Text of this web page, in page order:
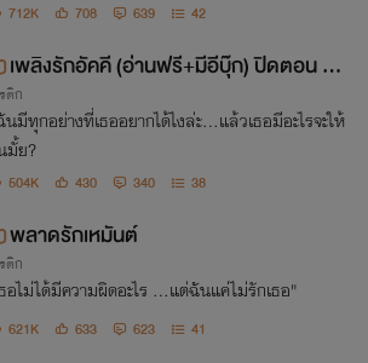
712K 708 639 42
เพลิงรักอัคคี (อ่านฟรี+มีอีบุ๊ก) ปิดตอน 1
0/04
ติก
มีทุกอย่างที่เธออยากได้ไงล่ะ...แล้วเธอมีอะไรจะให้
มั้ย?
504K 430 340 38
พลาดรักเหมันต์
ติก
อไม่ได้มีความผิดอะไร ...แต่ฉันแค่ไม่รักเธอ"
621K 633 623 41